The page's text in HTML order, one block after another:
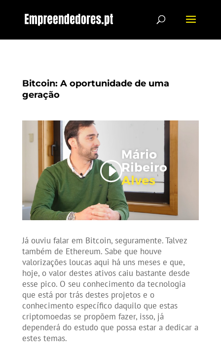
Bitcoin: A oportunidade de uma
geração
Já ouviu falar em Bitcoin, seguramente. Talvez
também de Ethereum. Sabe que houve
valorizações loucas aqui há uns meses e que,
hoje, o valor destes ativos caiu bastante desde
esse pico. O seu conhecimento da tecnologia
que está por trás destes projetos e o
conhecimento específico daquilo que estas
criptomoedas se propõem fazer, isso, já
dependerá do estudo que possa estar a dedicar a
estes temas.